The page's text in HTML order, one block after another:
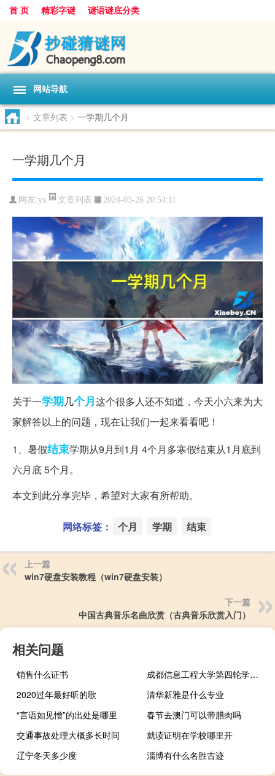
首 页 精彩字谜 谜语谜底分类
网站导航
> 文章列表 > 一学期几个月
一学期几个月
网友:yx 文章列表 2024-03-26 20:54:11
关于一学期几个月这个很多人还不知道，今天小六来为大
家解答以上的问题，现在让我们一起来看看吧！
1、暑假结束学期从9月到1月 4个月多寒假结束从1月底到
六月底 5个月。
本文到此分享完毕，希望对大家有所帮助。
网络标签： 个月 学期 结束
上一篇
win7硬盘安装教程（win7硬盘安装）
下一篇
中国古典音乐名曲欣赏（古典音乐欣赏入门）
相关问题
销售什么证书
成都信息工程大学第四轮学科评估结果
2020过年最好听的歌
清华新雅是什么专业
“言语如见憎”的出处是哪里
春节去澳门可以带腊肉吗
交通事故处理大概多长时间
就读证明在学校哪里开
辽宁冬天多少度
淄博有什么名胜古迹